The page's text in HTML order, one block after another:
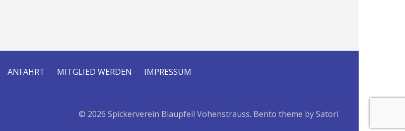
ANFAHRT MITGLIED WERDEN IMPRESSUM
© 2026 Spickerverein Blaupfeil Vohenstrauss. Bento theme by Satori